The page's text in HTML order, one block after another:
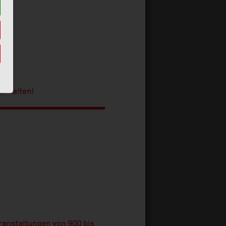
von 900 bis